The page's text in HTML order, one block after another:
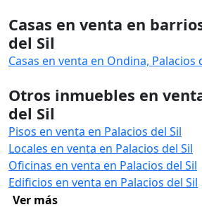
Casas en venta en
del Sil
Casas en venta en Ondina, Palacios
Otros inmuebles en
del Sil
Pisos en venta en Palacios del Sil
Locales en venta en Palacios del Sil
Oficinas en venta en Palacios del Sil
Edificios en venta en Palacios del Sil
Ver más